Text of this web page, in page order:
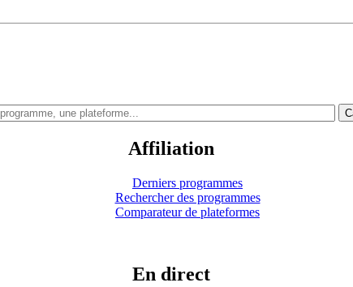
Affiliation
Derniers programmes
Rechercher des programmes
Comparateur de plateformes
En direct